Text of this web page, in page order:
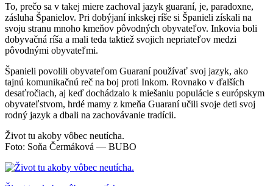
To, prečo sa v takej miere zachoval jazyk guaraní, je, paradoxne,
zásluha Španielov. Pri dobýjaní inkskej ríše si Španieli získali na
svoju stranu mnoho kmeňov pôvodných obyvateľov. Inkovia boli
dobyvačná ríša a mali teda taktiež svojich nepriateľov medzi
pôvodnými obyvateľmi.
Španieli povolili obyvateľom Guaraní používať svoj jazyk, ako
tajnú komunikačnú reč na boj proti Inkom. Rovnako v ďalších
desaťročiach, aj keď dochádzalo k miešaniu populácie s európskym
obyvateľstvom, hrdé mamy z kmeňa Guaraní učili svoje deti svoj
rodný jazyk a dbali na zachovávanie tradícii.
Život tu akoby vôbec neutícha.
Foto: Soňa Čermáková — BUBO